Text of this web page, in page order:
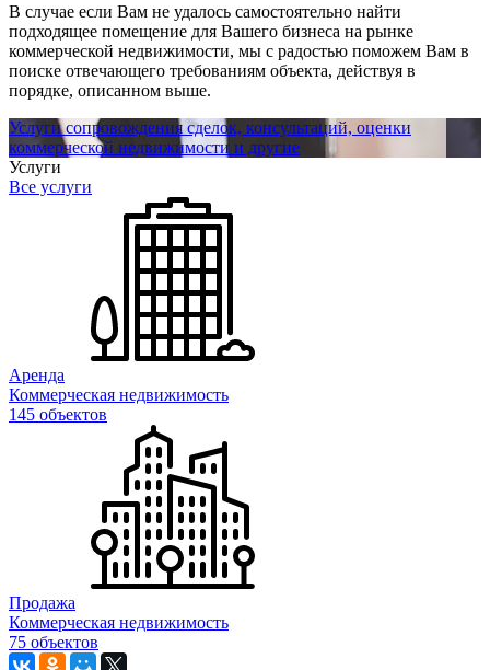
В случае если Вам не удалось самостоятельно найти
подходящее помещение для Вашего бизнеса на рынке
коммерческой недвижимости, мы с радостью поможем Вам в
поиске отвечающего требованиям объекта, действуя в
порядке, описанном выше.
Услуги сопровождения сделок, консультаций, оценки
коммерческой недвижимости и другие
Услуги
Все услуги
Аренда
Коммерческая недвижимость
145 объектов
Продажа
Коммерческая недвижимость
75 объектов